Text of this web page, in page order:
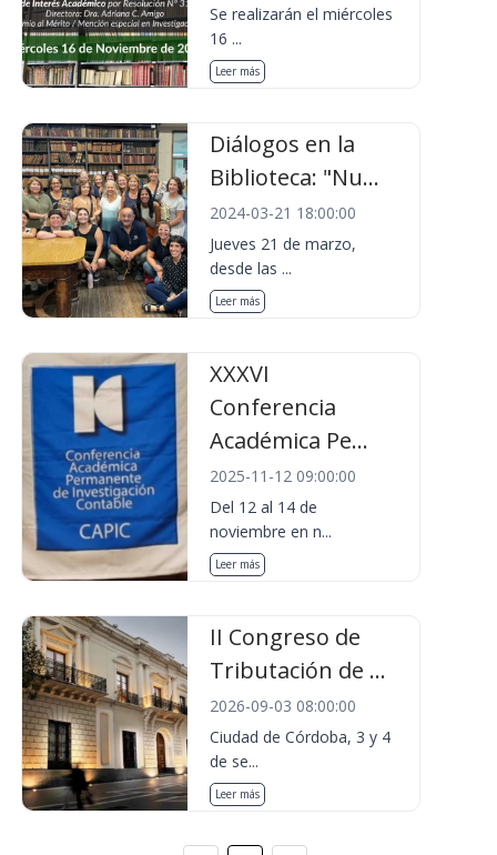
Se realizarán el miércoles
16 ...
Leer más
Diálogos en la
Biblioteca: "Nu...
2024-03-21 18:00:00
Jueves 21 de marzo,
desde las ...
Leer más
XXXVI
Conferencia
Académica Pe...
2025-11-12 09:00:00
Del 12 al 14 de
noviembre en n...
Leer más
II Congreso de
Tributación de ...
2026-09-03 08:00:00
Ciudad de Córdoba, 3 y 4
de se...
Leer más